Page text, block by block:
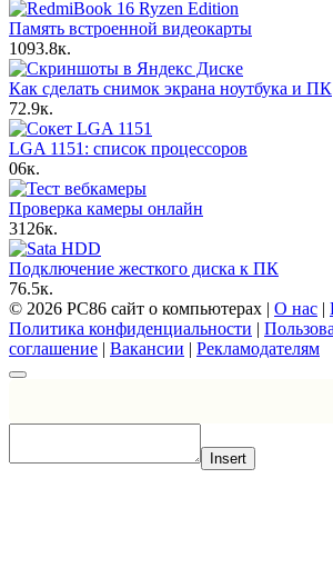
Память встроенной видеокарты
1093.8к.
Как сделать снимок экрана ноутбука и ПК
72.9к.
LGA 1151: список процессоров
06к.
Проверка камеры онлайн
3126к.
Подключение жесткого диска к ПК
76.5к.
© 2026 PC86 сайт о компьютерах | О нас |
Политика конфиденциальности |
соглашение | Вакансии | Рекламодателям
Insert